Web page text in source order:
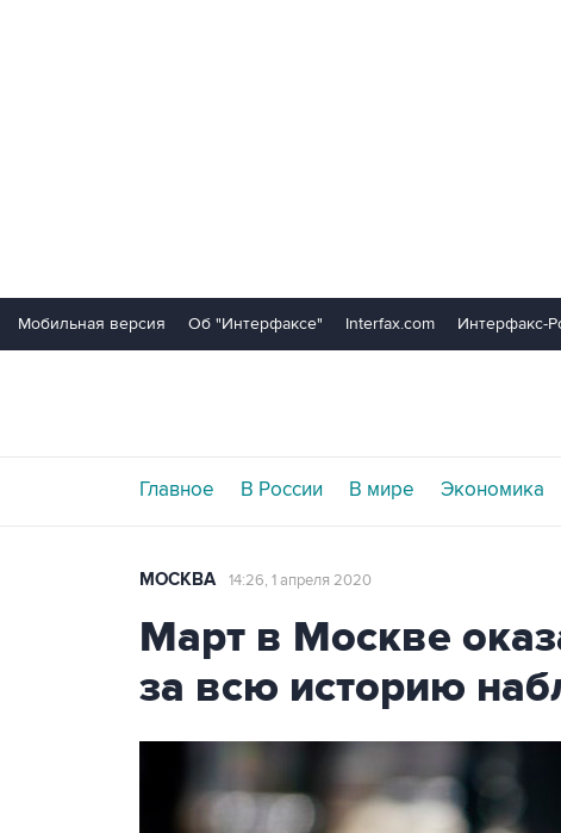
Мобильная версия Об "Интерфаксе" Interfax.com Интерфакс-
Главное В России В мире Экономика
МОСКВА 14:26, 1 апреля 2020
Март в Москве
за всю историю